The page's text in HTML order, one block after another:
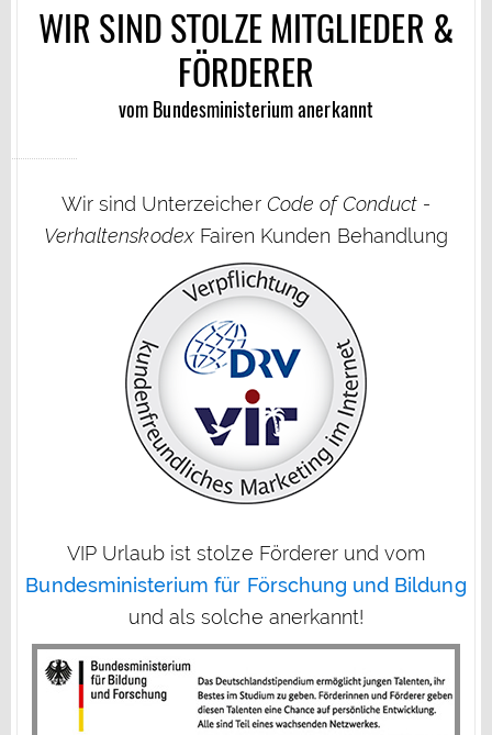
WIR SIND STOLZE MITGLIEDER &
FÖRDERER
vom Bundesministerium anerkannt
Wir sind Unterzeicher Code of Conduct -
VerhaltenskodexFairen Kunden Behandlung
VIP Urlaub ist stolze Förderer und vom
Bundesministerium für Förschung und Bildung
und als solche anerkannt!